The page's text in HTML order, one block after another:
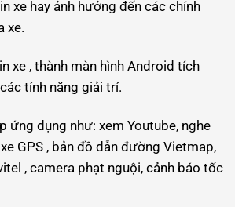
xe hay ảnh hưởng đến các chính
xe.
xe , thành màn hình Android tích
tính năng giải trí.
ứng dụng như: xem Youtube, nghe
GPS , bản đồ dẫn đường Vietmap,
, camera phạt nguội, cảnh báo tốc